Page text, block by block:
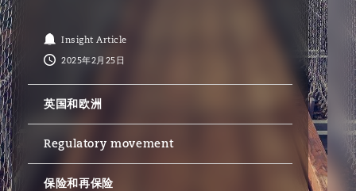
Emergency Response & Crisis
劳动、养老金和移民n
源、海洋与贸易
险和再保险
Employers' & Public Liability
Employment Practices
目和建筑工程
Public Procurement
Fraud & White-Collar Crime
Internal Investigations
议融资
Eco Audit
翰内斯堡
罗比 – 联营办公室
庆
港
隆坡 – 联营办公室
地亚哥 – 联营办公室
保罗
拜
达
雅得
加哥
拉斯
佛
里斯托尔
里
柏林（圣史蒂芬绿地大厦）
Insight Article
2025年2月25日
英国和欧洲
Regulatory movement
保险和再保险